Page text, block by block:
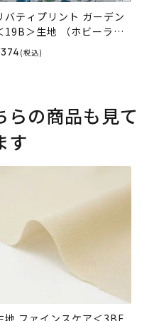
バティプリント ガーデン
19B＞生地 （ホビーラホ
ーレオリジナル）2026A
(税込)
らの商品も見て
す
地 ファインスケア＜3BE